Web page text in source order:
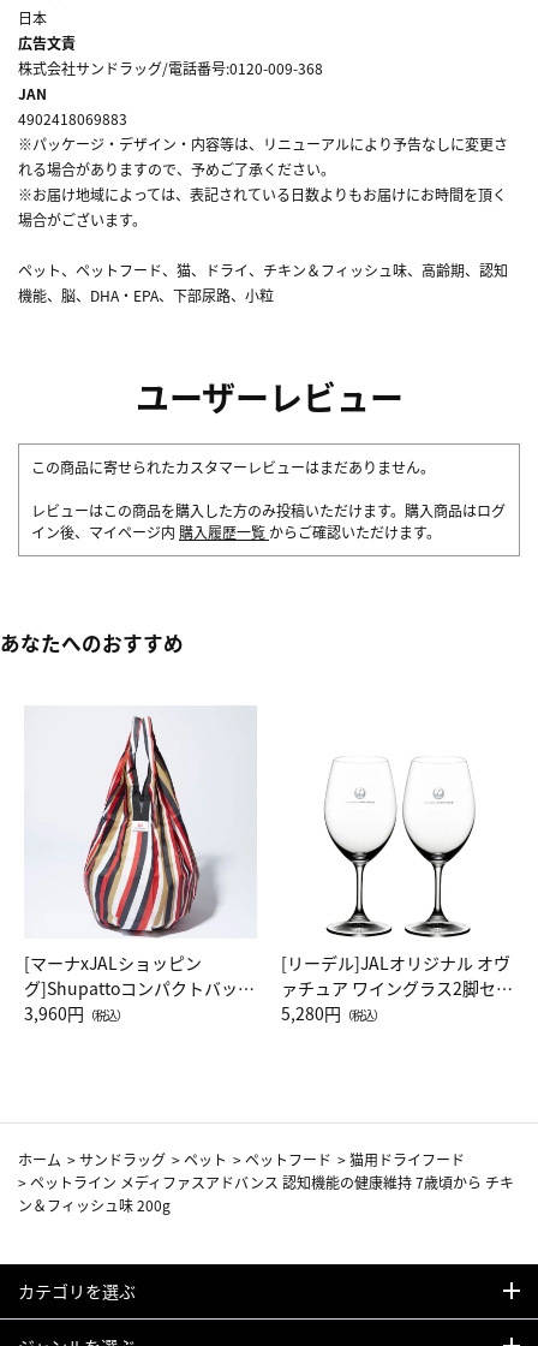
日本
広告文責
株式会社サンドラッグ/電話番号:0120-009-368
JAN
4902418069883
※パッケージ・デザイン・内容等は、リニューアルにより予告なしに変更さ
れる場合がありますので、予めご了承ください。
※お届け地域によっては、表記されている日数よりもお届けにお時間を頂く
場合がございます。
ペット、ペットフード、猫、ドライ、チキン＆フィッシュ味、高齢期、認知
機能、脳、DHA・EPA、下部尿路、小粒
ユーザーレビュー
この商品に寄せられたカスタマーレビューはまだありません。
レビューはこの商品を購入した方のみ投稿いただけます。購入商品はログ
イン後、マイページ内 購入履歴一覧 からご確認いただけます。
あなたへのおすすめ
[マーナxJALショッピン
グ]Shupattoコンパクトバッグ
Drop JAL客室乗務員（LC）ス
3,960円 （税込）
[リーデル]JALオリジナル オヴ
ァチュア ワイングラス2脚セッ
ト（レッドワイン）
5,280円 （税込）
ホーム >サンドラッグ >ペット >ペットフード >猫用ドライフード
>ペットライン メディファスアドバンス 認知機能の健康維持 7歳頃から チキ
ン＆フィッシュ味 200g
カテゴリを選ぶ